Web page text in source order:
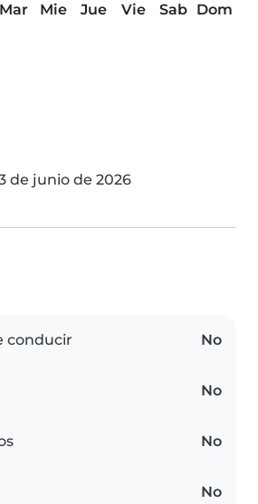
Mar Mie Jue Vie Sab
Dom
de junio de 2026
conducir No
No
No
No